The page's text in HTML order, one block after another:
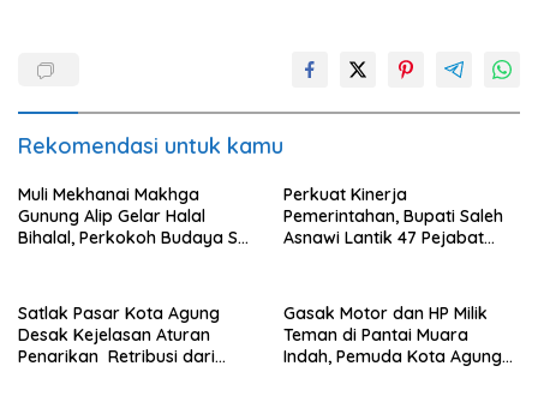
Rekomendasi untuk kamu
Muli Mekhanai Makhga
Gunung Alip Gelar Halal
Bihalal, Perkokoh Budaya Sai
Perkuat Kinerja
Pemerintahan, Bupati Saleh
Asnawi Lantik 47 Pejabat
Satlak Pasar Kota Agung
Desak Kejelasan Aturan
Penarikan Retribusi dari
Gasak Motor dan HP Milik
Teman di Pantai Muara
Indah, Pemuda Kota Agung